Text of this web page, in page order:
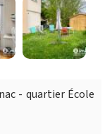
- quartier École